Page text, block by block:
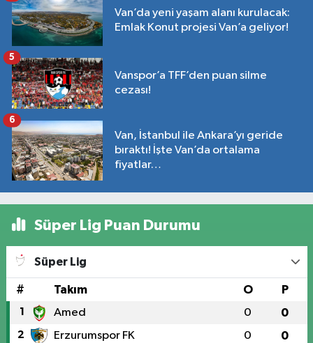
Van’da yeni yaşam alanı kurulacak:
Emlak Konut projesi Van’a geliyor!
Vanspor’a TFF’den puan silme
cezası!
5
Van, İstanbul ile Ankara’yı geride
bıraktı! İşte Van’da ortalama
fiyatlar…
6
Süper Lig Puan Durumu
Süper Lig
# Takım O P
1 Amed 0 0
2 Erzurumspor FK 0 0